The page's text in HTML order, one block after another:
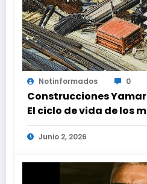
Notinformados 0
Construcciones
El ciclo de vida de los
construcción
en proyectos modernos
Junio 2, 2026